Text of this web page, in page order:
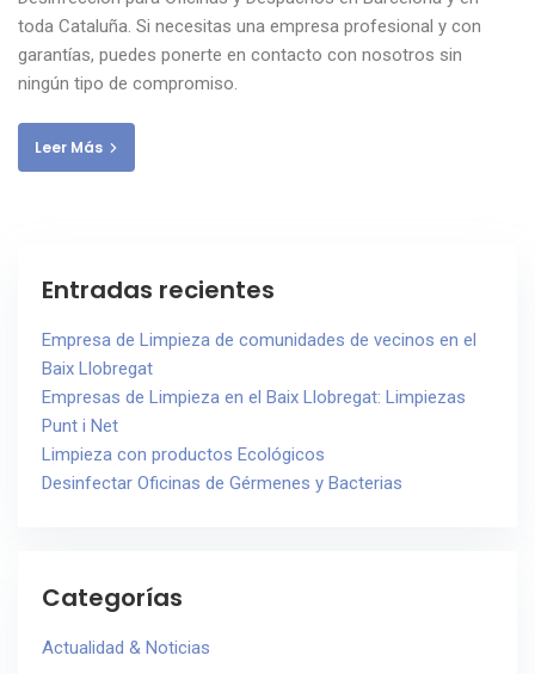
toda Cataluña. Si necesitas una empresa profesional y con
garantías, puedes ponerte en contacto con nosotros sin
ningún tipo de compromiso.
Leer Más
Entradas recientes
Empresa de Limpieza de comunidades de vecinos en el
Baix Llobregat
Empresas de Limpieza en el Baix Llobregat: Limpiezas
Punt i Net
Limpieza con productos Ecológicos
Desinfectar Oficinas de Gérmenes y Bacterias
Categorías
Actualidad & Noticias